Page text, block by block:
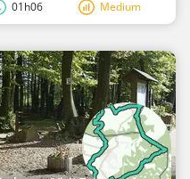
01h06 Medium